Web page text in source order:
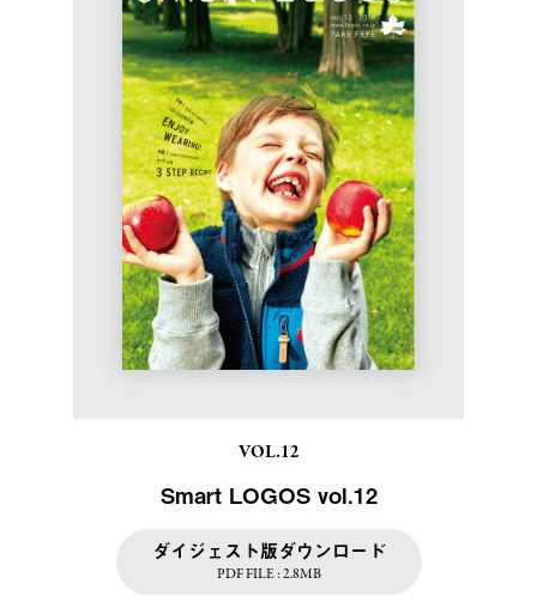
VOL.12
Smart LOGOS vol.12
ダイジェスト版ダウンロード
PDF FILE : 2.8MB